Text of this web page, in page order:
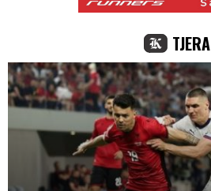
TJERA